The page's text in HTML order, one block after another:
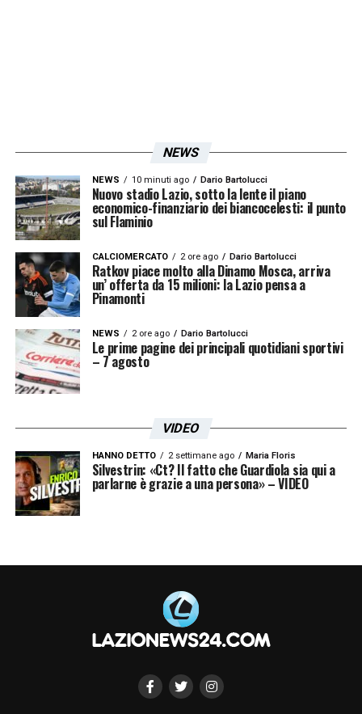
NEWS
NEWS 10 minuti ago Dario Bartolucci
Nuovo stadio Lazio, sotto la lente il piano
economico-finanziario dei biancocelesti: il punto
sul Flaminio
CALCIOMERCATO 2 ore ago Dario Bartolucci
Ratkov piace molto alla Dinamo Mosca, arriva
un’ offerta da 15 milioni: la Lazio pensa a
Pinamonti
NEWS 2 ore ago Dario Bartolucci
Le prime pagine dei principali quotidiani sportivi
– 7 agosto
VIDEO
HANNO DETTO 2 settimane ago Maria Floris
Silvestrin: «Ct? Il fatto che Guardiola sia qui a
parlarne è grazie a una persona» – VIDEO